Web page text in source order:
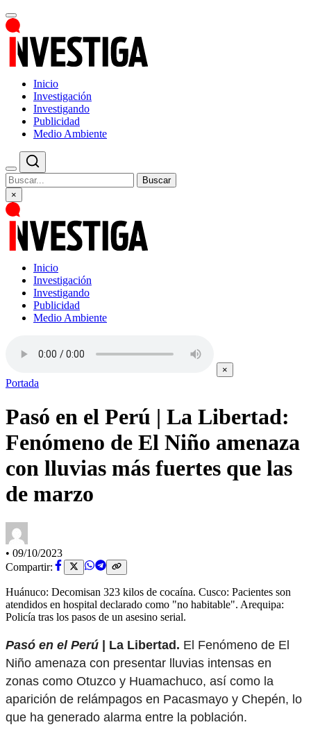
Inicio
Investigación
Investigando
Publicidad
Medio Ambiente
Buscar
×
Inicio
Investigación
Investigando
Publicidad
Medio Ambiente
×
Portada
Pasó en el Perú | La Libertad:
Fenómeno de El Niño amenaza
con lluvias más fuertes que las
de marzo
• 09/10/2023
Compartir:
Huánuco: Decomisan 323 kilos de cocaína. Cusco: Pacientes son
atendidos en hospital declarado como "no habitable". Arequipa:
Policía tras los pasos de un asesino serial.
Pasó en el Perú | La Libertad. El Fenómeno de El
Niño amenaza con presentar lluvias intensas en
zonas como Otuzco y Huamachuco, así como la
aparición de relámpagos en Pacasmayo y Chepén, lo
que ha generado alarma entre la población.